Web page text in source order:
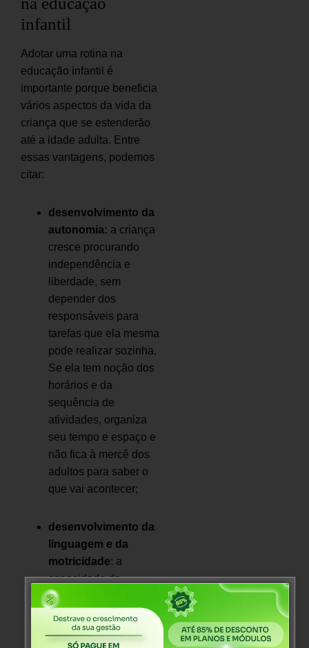
infantil
Adotar uma rotina na
educação infantil é
importante porque beneficia
vários aspectos da vida da
criança que se estenderão
até a idade adulta. Entre
essas vantagens, podemos
citar:
desenvolvimento da
autonomia: a criança
cresce procurando
independência e
liberdade, sem
depender dos
responsáveis para
tarefas que ela mesma
pode realizar sozinha.
Se ela tem noção dos
horários e da
sequência de
atividades, organiza
seu tempo e espaço e
não fica à mercê dos
adultos para saber o
que vai acontecer;
desenvolvimento da
linguagem e da
motricidade: a
capacidade de
argumentação
caminha junto com a
responsabilidade. Isso